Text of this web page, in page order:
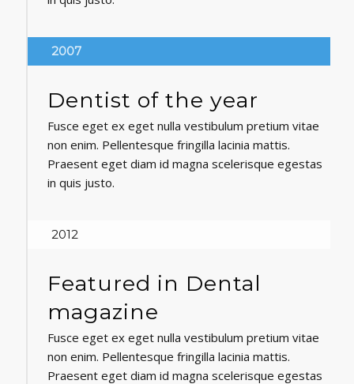
2007
Dentist of the year
Fusce eget ex eget nulla vestibulum pretium vitae
non enim. Pellentesque fringilla lacinia mattis.
Praesent eget diam id magna scelerisque egestas
in quis justo.
2012
Featured in Dental
magazine
Fusce eget ex eget nulla vestibulum pretium vitae
non enim. Pellentesque fringilla lacinia mattis.
Praesent eget diam id magna scelerisque egestas